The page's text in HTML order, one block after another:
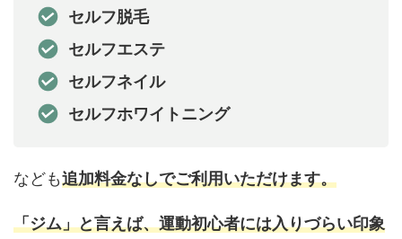
セルフ脱毛
セルフエステ
セルフネイル
セルフホワイトニング
なども追加料金なしでご利用いただけます。
「ジム」と言えば、運動初心者には入りづらい印象